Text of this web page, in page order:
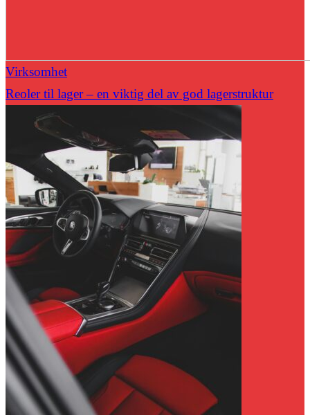
Virksomhet
Reoler til lager – en viktig del av god lagerstruktur